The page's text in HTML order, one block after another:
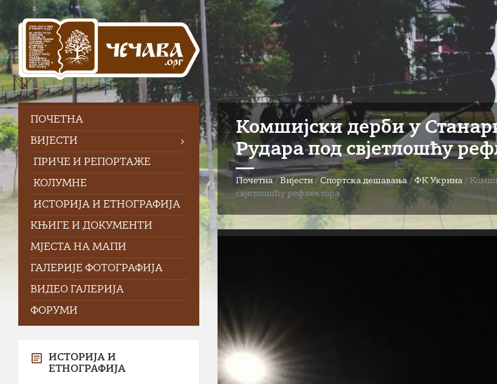
Skip
content
Skip
left
sidebar
Skip
footer
Комшијски дерби у
Рудара под свјетлoшћу
Почетна/Вијести /Спортска дешавања /ФК Укрина /
свјетлoшћу рефлектора
ПOЧЕТНА
ВИЈЕСТИ
ПРИЧЕ И РЕПОРТАЖЕ
КОЛУМНЕ
ИСТОРИЈА И ЕТНОГРАФИЈА
КЊИГЕ И ДОКУМЕНТИ
МЈЕСТА НА МАПИ
ГАЛЕРИЈЕ ФОТОГРАФИЈА
ВИДЕО ГАЛЕРИЈА
ФОРУМИ
ИСТОРИЈА И
ЕТНОГРАФИЈА